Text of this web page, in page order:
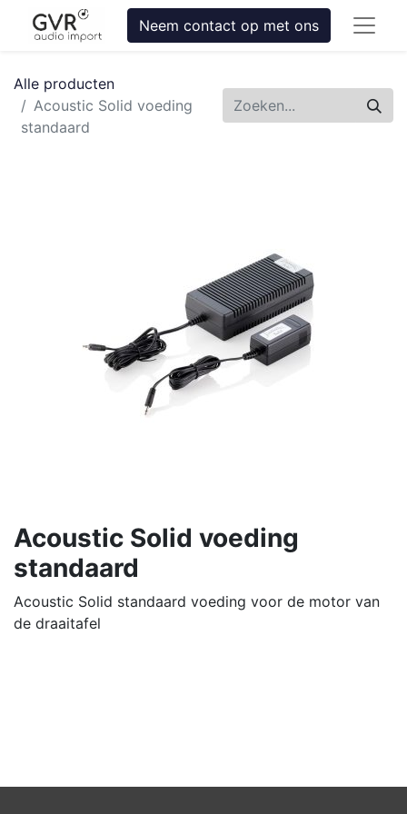
Neem contact op met ons
Alle producten
Acoustic Solid voeding
standaard
Acoustic Solid voeding
standaard
Acoustic Solid standaard voeding voor de motor van
de draaitafel